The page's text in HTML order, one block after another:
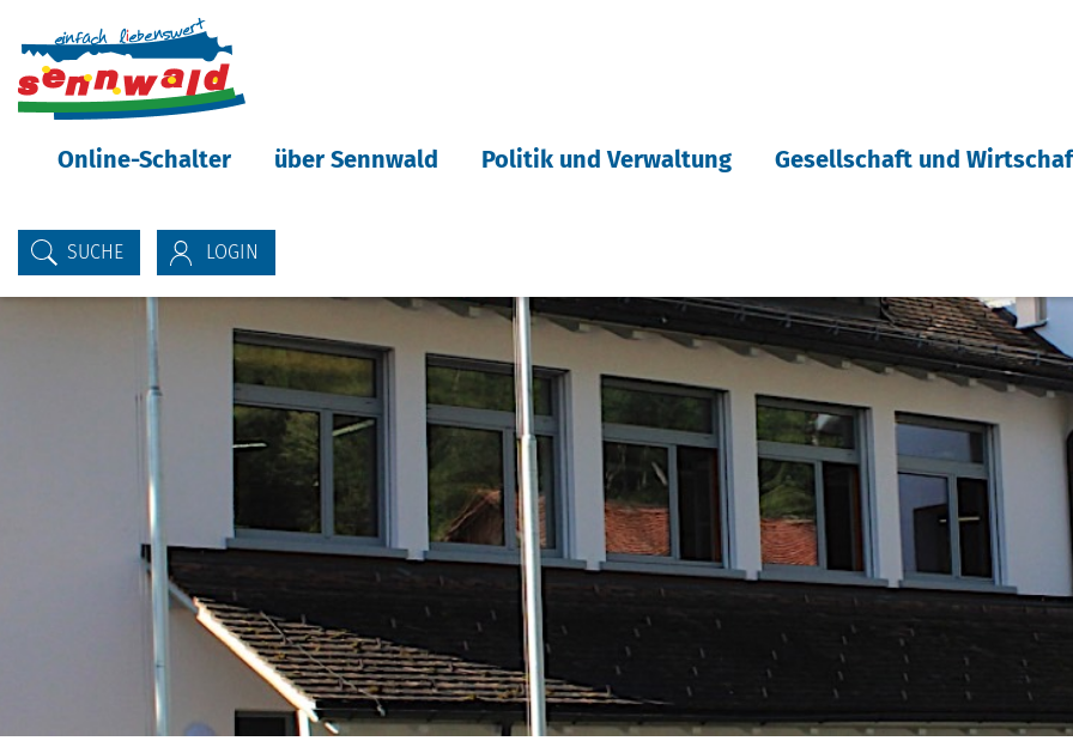
Kopfzeile
Online-Schalter über Sennwald Politik und Verwaltung Gesellschaft und
SUCHE LOGIN
Inhalt